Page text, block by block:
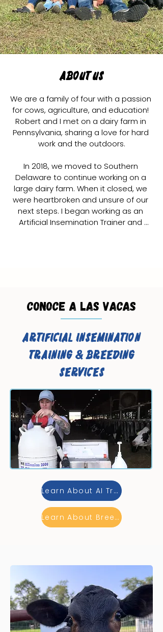
About Us
We are a family of four with a passion
for cows, agriculture, and education!
Robert and I met on a dairy farm in
Pennsylvania, sharing a love for hard
work and the outdoors.
In 2018, we moved to Southern
Delaware to continue working on a
large dairy farm. When it closed, we
were heartbroken and unsure of our
next steps. I began working as an
Artificial Insemination Trainer and
After our daughter’s birth in
November 2023, we knew it was time
founded Heslep’s Coastal Cattle to
pursue our dream of working
together again.
We are excited to bring our ideas to
life and connect with our community
through Snuggle Sessions with our
cows and educational farm
experiences. Join us as we make this
dream a reality, delivering live events
and valuable products for your family!
Conoce a las vacas
Artificial Insemination
Training & Breeding
Services
Learn About AI Training
Learn About Breeding Services